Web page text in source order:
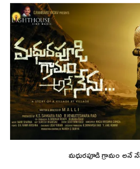
మధురపూడి గ్రామం అనే